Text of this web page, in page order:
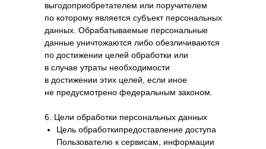
выгодоприобретателем или поручителем
по которому является субъект персональных
данных. Обрабатываемые персональные
данные уничтожаются либо обезличиваются
по достижении целей обработки или
в случае утраты необходимости
в достижении этих целей, если иное
не предусмотрено федеральным законом.
6. Цели обработки персональных данных
Цель обработкипредоставление доступа
Пользователю к сервисам, информации